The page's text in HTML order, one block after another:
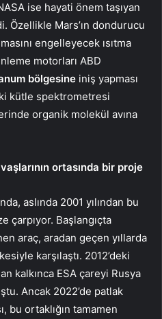
ise hayati önem taşıyan
Özellikle Mars’ın dondurucu
engelleyecek ısıtma
motorları ABD
bölgesine iniş yapması
kütle spektrometresi
organik molekül avına
ortasında bir proje
aslında 2001 yılından bu
çarpıyor. Başlangıçta
araç, aradan geçen yıllarda
karşılaştı. 2012’deki
kalkınca ESA çareyi Rusya
Ancak 2022’de patlak
bu ortaklığın tamamen